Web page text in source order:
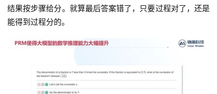
结果按步骤给分。就算最后答案错了，只要过程对了，还是
能得到过程分的。